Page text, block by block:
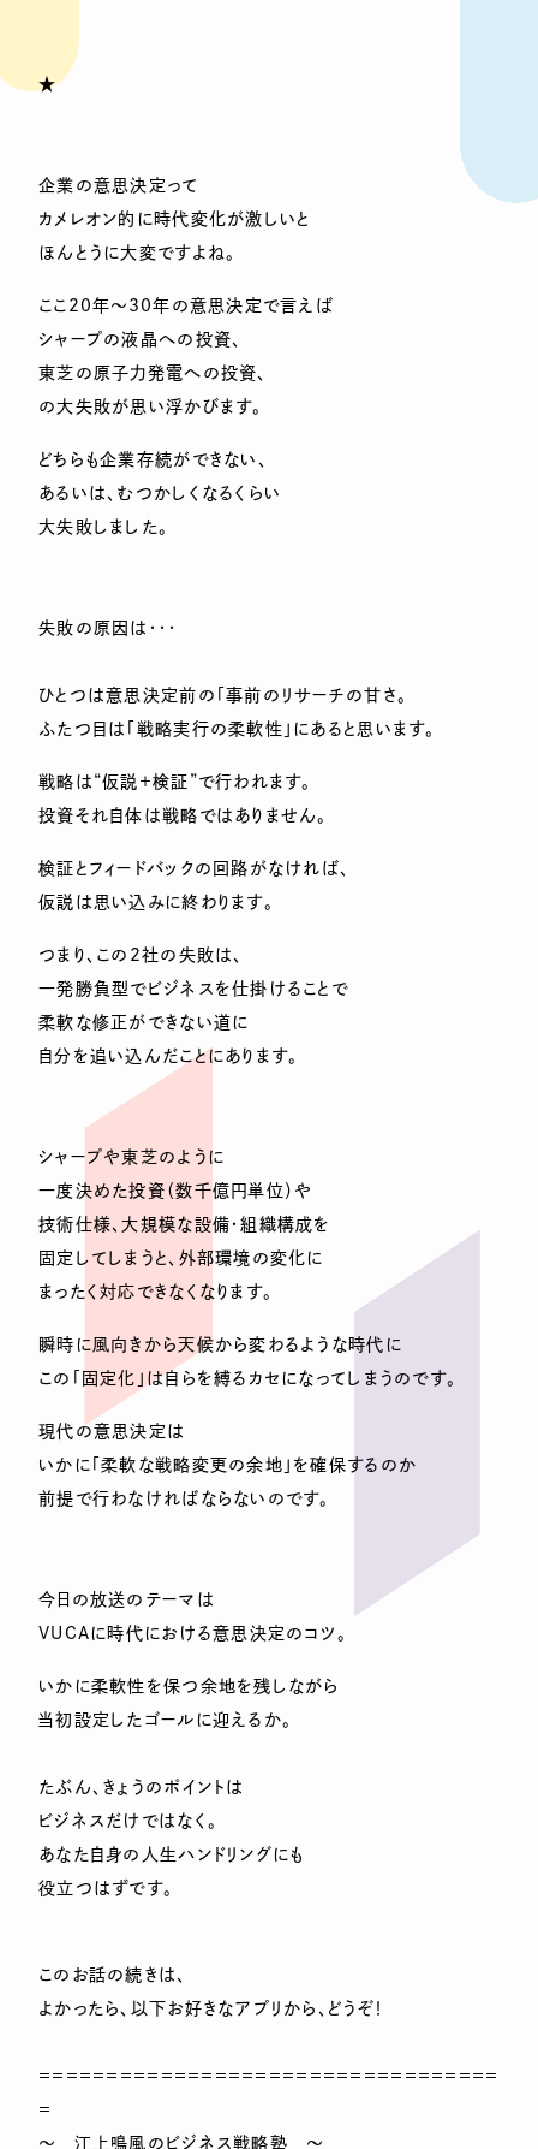
★
企業の意思決定って
カメレオン的に時代変化が激しいと
ほんとうに大変ですよね。
ここ20年～30年の意思決定で言えば
シャープの液晶への投資、
東芝の原子力発電への投資、
の大失敗が思い浮かびます。
どちらも企業存続ができない、
あるいは、むつかしくなるくらい
大失敗しました。
失敗の原因は・・・
ひとつは意思決定前の「事前のリサーチの甘さ。
ふたつ目は「戦略実行の柔軟性」にあると思います。
戦略は“仮説＋検証”で行われます。
投資それ自体は戦略ではありません。
検証とフィードバックの回路がなければ、
仮説は思い込みに終わります。
つまり、この2社の失敗は、
一発勝負型でビジネスを仕掛けることで
柔軟な修正ができない道に
自分を追い込んだことにあります。
シャープや東芝のように
一度決めた投資（数千億円単位）や
技術仕様、大規模な設備・組織構成を
固定してしまうと、外部環境の変化に
まったく対応できなくなります。
瞬時に風向きから天候から変わるような時代に
この「固定化」は自らを縛るカセになってしまうのです。
現代の意思決定は
いかに「柔軟な戦略変更の余地」を確保するのか
前提で行わなければならないのです。
今日の放送のテーマは
VUCAに時代における意思決定のコツ。
いかに柔軟性を保つ余地を残しながら
当初設定したゴールに迎えるか。
たぶん、きょうのポイントは
ビジネスだけではなく。
あなた自身の人生ハンドリングにも
役立つはずです。
このお話の続きは、
よかったら、以下お好きなアプリから、どうぞ！
＝＝＝＝＝＝＝＝＝＝＝＝＝＝＝＝＝＝＝＝＝＝＝＝＝＝＝＝＝＝＝＝＝＝
＝
～ 江上鳴風のビジネス戦略塾 ～